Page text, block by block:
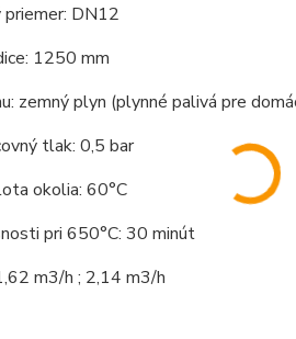
DN12
1250 mm
zemný plyn (plynné palivá pre
tlak: 0,5 bar
okolia: 60°C
pri 650°C: 30 minút
m3/h ; 2,14 m3/h